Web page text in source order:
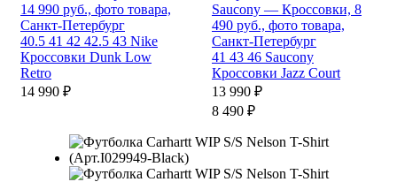
40.5 41 42 42.5 43 Nike
Кроссовки Dunk Low
Retro
14 990 ₽
41 43 46 Saucony
Кроссовки Jazz Court
13 990 ₽
8 490 ₽